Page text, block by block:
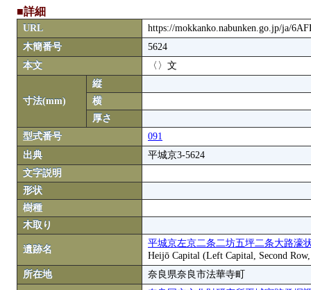
■詳細
URL
https://mokkanko.nabunken.go.jp/ja/
木簡番号
5624
本文
〈〉文
寸法(mm)
縦
横
厚さ
型式番号
091
出典
平城京3-5624
文字説明
形状
樹種
木取り
遺跡名
平城京左京二条二坊五坪二条大路濠
Heijō Capital (Left Capital, Second
所在地
奈良県奈良市法華寺町